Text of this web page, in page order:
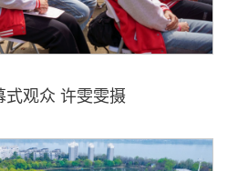
式观众 许雯雯摄